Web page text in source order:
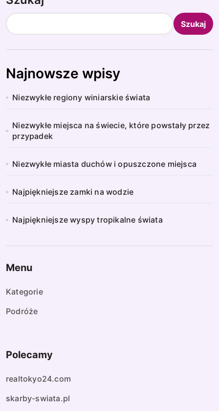
Szukaj
Najnowsze wpisy
Niezwykłe regiony winiarskie świata
Niezwykłe miejsca na świecie, które powstały przez
przypadek
Niezwykłe miasta duchów i opuszczone miejsca
Najpiękniejsze zamki na wodzie
Najpiękniejsze wyspy tropikalne świata
Menu
Kategorie
Podróże
Polecamy
realtokyo24.com
skarby-swiata.pl